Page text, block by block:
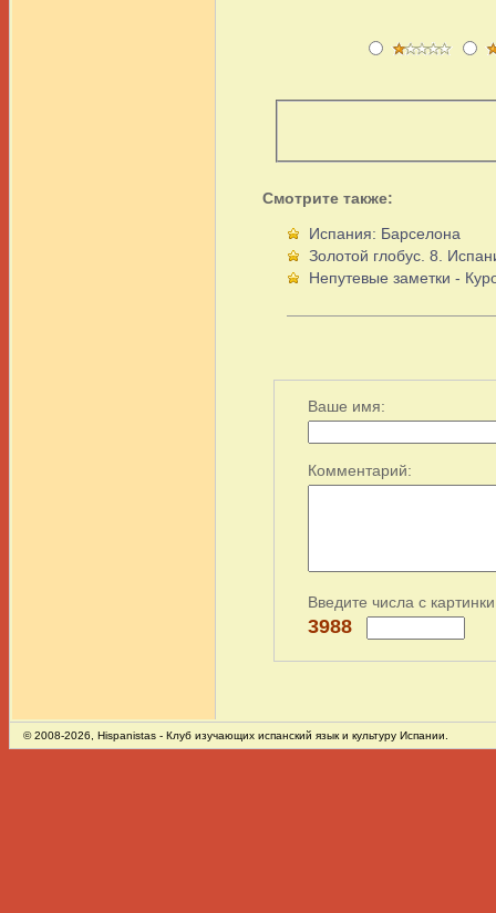
Смотрите также:
Испания: Барселона
Золотой глобус. 8.
Непутевые заметки -
Ваше имя:
Комментарий:
Введите числа с
3988
© 2008-2026, Hispanistas - Клуб изучающих испанский язык и культуру Испании.